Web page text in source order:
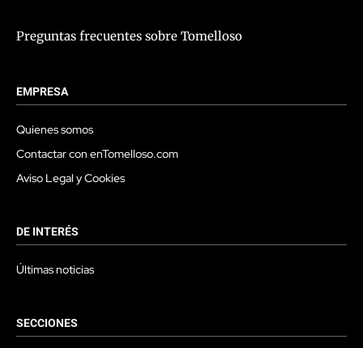
Preguntas frecuentes sobre Tomelloso
EMPRESA
Quienes somos
Contactar con enTomelloso.com
Aviso Legal y Cookies
DE INTERÉS
Últimas noticias
SECCIONES